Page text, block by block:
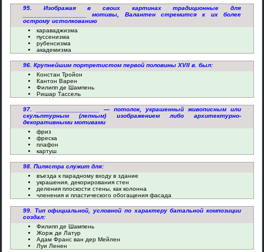
95. Изображая в своих картинах традиционные для
__________________ мотивы, Валантен стремится к их более
острому истолкованию
караваджизма
пуссенизма
рубенсизма
академизма
96. Крупнейшим портретистом первой половины XVII в. был:
Констан Тройон
Кантон Варен
Филипп де Шампень
Ришар Тассель
97. __________________ — потолок, украшенный живописным или
скульптурным (лепным) изображением либо архитектурно-
декоративными мотивами
фриз
фреска
плафон
картуш
98. Пилястра служит для:
въезда к парадному входу в здание
украшения, декорирования стен
деления плоскости стены, как колонна
членения и пластического обогащения фасада
99. Тип официальной, условной по характеру батальной композиции
создал:
Филипп де Шампень
Жорж де Латур
Адам Франс ван дер Мейлен
Луи Ленен